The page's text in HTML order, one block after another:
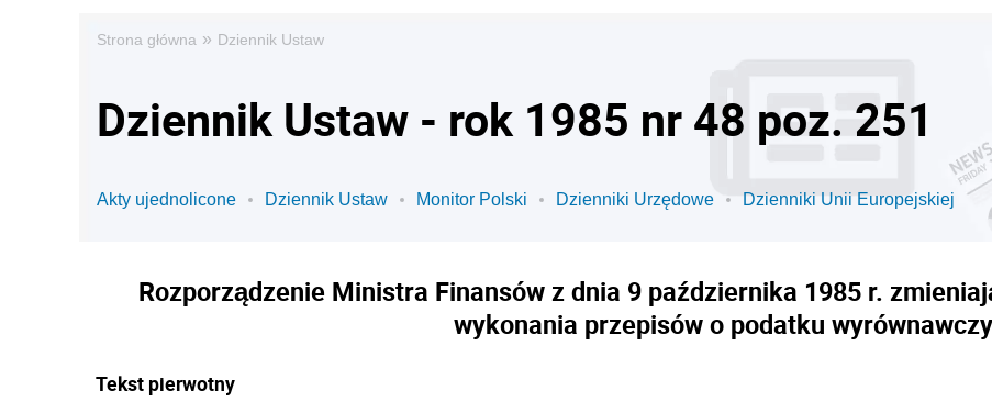
Strona główna » Dziennik Ustaw
Dziennik Ustaw - rok 1985 nr 48 poz. 251
Akty ujednolicone Dziennik Ustaw Monitor Polski Dzienniki Urzędowe Dzienniki Unii Europejskiej
Rozporządzenie Ministra Finansów z dnia 9 października 1985 r.
wykonania przepisów o podatku
Tekst pierwotny